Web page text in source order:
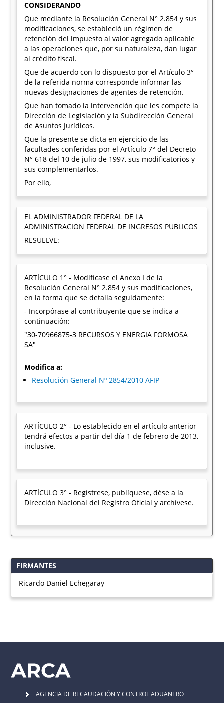
CONSIDERANDO
Que mediante la Resolución General N° 2.854 y sus
modificaciones, se estableció un régimen de
retención del impuesto al valor agregado aplicable
a las operaciones que, por su naturaleza, dan lugar
al crédito fiscal.
Que de acuerdo con lo dispuesto por el Artículo 3°
de la referida norma corresponde informar las
nuevas designaciones de agentes de retención.
Que han tomado la intervención que les compete la
Dirección de Legislación y la Subdirección General
de Asuntos Jurídicos.
Que la presente se dicta en ejercicio de las
facultades conferidas por el Artículo 7° del Decreto
N° 618 del 10 de julio de 1997, sus modificatorios y
sus complementarlos.
Por ello,
EL ADMINISTRADOR FEDERAL DE LA
ADMINISTRACION FEDERAL DE INGRESOS PUBLICOS
RESUELVE:
ARTÍCULO 1° - Modifícase el Anexo I de la
Resolución General N° 2.854 y sus modificaciones,
en la forma que se detalla seguidamente:
- Incorpórase al contribuyente que se indica a
continuación:
"30-70966875-3 RECURSOS Y ENERGIA FORMOSA
SA"
Modifica a:
Resolución General Nº 2854/2010 AFIP
ARTÍCULO 2° - Lo establecido en el artículo anterior
tendrá efectos a partir del día 1 de febrero de 2013,
inclusive.
ARTÍCULO 3° - Regístrese, publíquese, dése a la
Dirección Nacional del Registro Oficial y archívese.
FIRMANTES
Ricardo Daniel Echegaray
AGENCIA DE RECAUDACIÓN Y CONTROL ADUANERO